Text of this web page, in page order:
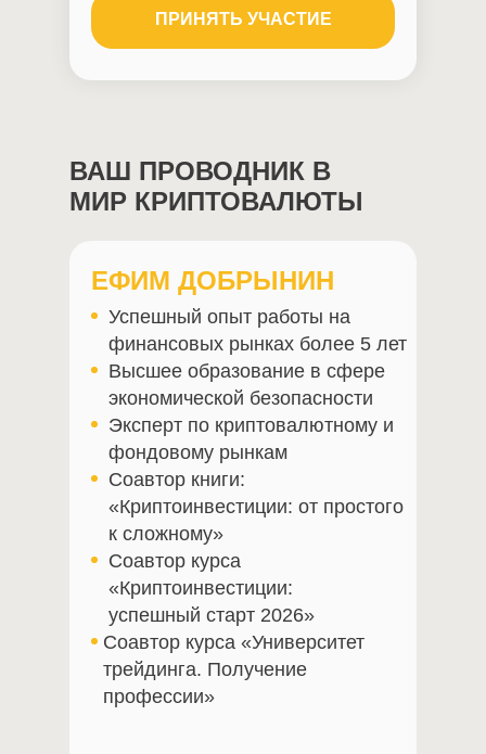
ПРИНЯТЬ УЧАСТИЕ
ВАШ ПРОВОДНИК В
МИР КРИПТОВАЛЮТЫ
ЕФИМ ДОБРЫНИН
Успешный опыт работы на
финансовых рынках более 5 лет
Высшее образование в сфере
экономической безопасности
Эксперт по криптовалютному и
фондовому рынкам
Соавтор книги:
«Криптоинвестиции: от простого
к сложному»
Соавтор курса
«Криптоинвестиции:
успешный старт 2026»
Соавтор курса «Университет
трейдинга. Получение
профессии»